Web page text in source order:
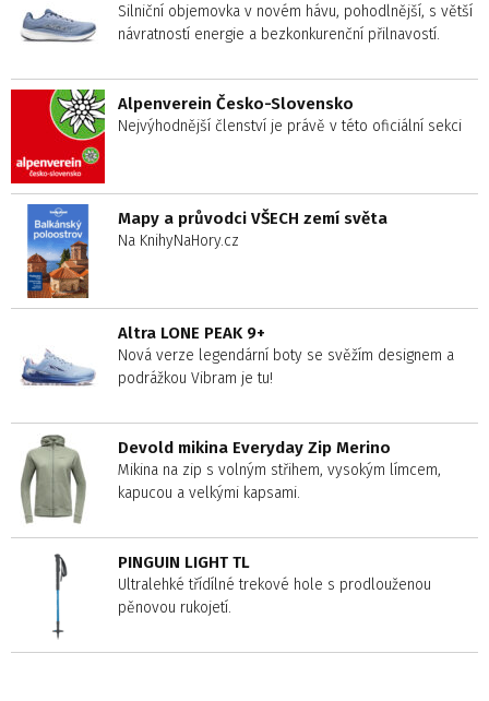
Silniční objemovka v novém hávu, pohodlnější, s větší
návratností energie a bezkonkurenční přilnavostí.
Alpenverein Česko-Slovensko
Nejvýhodnější členství je právě v této oficiální sekci
Mapy a průvodci VŠECH zemí světa
Na KnihyNaHory.cz
Altra LONE PEAK 9+
Nová verze legendární boty se svěžím designem a
podrážkou Vibram je tu!
Devold mikina Everyday Zip Merino
Mikina na zip s volným střihem, vysokým límcem,
kapucou a velkými kapsami.
PINGUIN LIGHT TL
Ultralehké třídílné trekové hole s prodlouženou
pěnovou rukojetí.